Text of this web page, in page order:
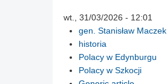
wt., 31/03/2026 - 12:01
gen. Stanisław Maczek
historia
Polacy w Edynburgu
Polacy w Szkocji